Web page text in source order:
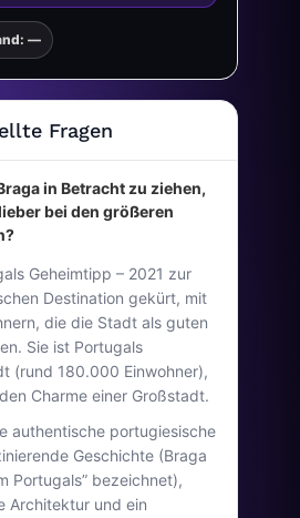
—
Fragen
in Betracht zu ziehen,
bei den größeren
Geheimtipp – 2021 zur
Destination gekürt, mit
die die Stadt als guten
Sie ist Portugals
(rund 180.000 Einwohner),
Charme einer Großstadt.
authentische portugiesische
Geschichte (Braga
Portugals” bezeichnet),
Architektur und ein